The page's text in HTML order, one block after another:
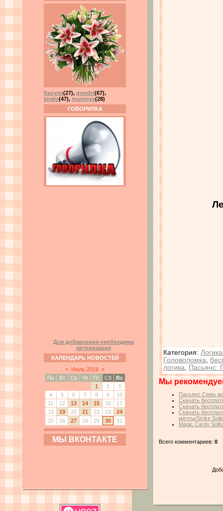
Кисуля(27), qwedrt(67),
kirafo(47), maximys(28)
ГОВОРИЛКА
Для добавления необходима
авторизация
КАЛЕНДАРЬ НОВОСТЕЙ
«
Июль 2016 »
Пн
Вт Ср Чт Пт Сб
Вс
1
2
3
4
5 6 7 8 9
10
11
12 13 14 15 16
17
18
19 20 21 22 23
24
25
26 27 28 29 30 31
МЫ ВКОНТАКТЕ
Категория:
Головоломка
логика
Пасьянс:
Мы
Пасьянс Семь
Скачать
Скачать
Скачать
мечты/Strike
Magic Cards
Всего комментариев: 0